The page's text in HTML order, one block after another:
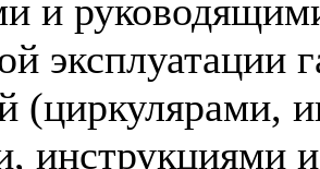
и
эксплуатации
(циркулярами,
инструкциями